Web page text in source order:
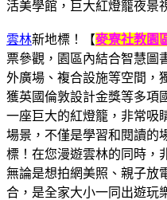
雲林新地標！【麥寮社教園
票參觀，園區內結合智慧圖
外廣場、複合設施等空間，
獲英國倫敦設計金獎等多項
一座巨大的紅燈籠，非常吸
場景，不僅是學習和閱讀的
標！在您漫遊雲林的同時，
無論是想拍網美照、親子放
合，是全家大小一同出遊玩